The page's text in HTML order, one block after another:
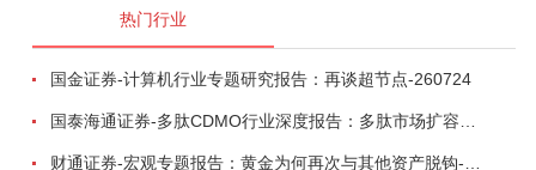
热门行业
国金证券-计算机行业专题研究报告：再谈超节点-260724